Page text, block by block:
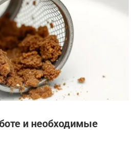
и необходимые